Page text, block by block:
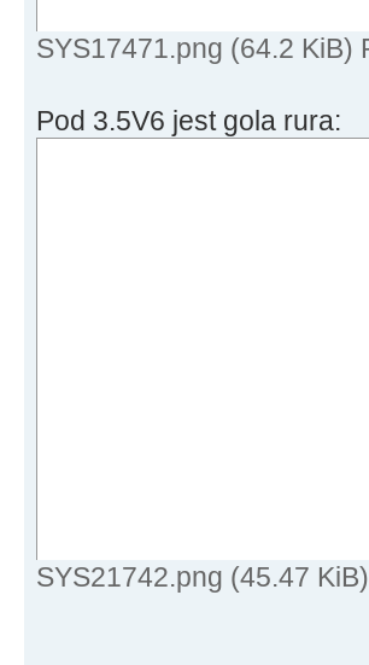
SYS17471.png (64.2
Pod 3.5V6 jest gola rura:
SYS21742.png (45.47